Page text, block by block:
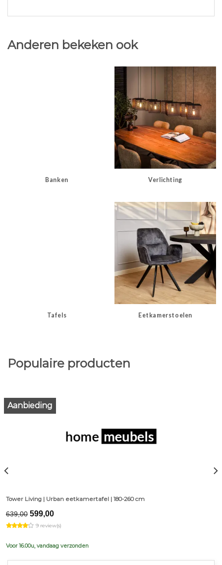
Anderen bekeken ook
Banken Verlichting
Tafels Eetkamerstoelen
Populaire producten
Aanbieding
Tower Living | Urban eetkamertafel | 180-260 cm
639,00 Original
price
was:
599,00Current
is:
9 review(s)
Voor 16.00u, vandaag verzonden